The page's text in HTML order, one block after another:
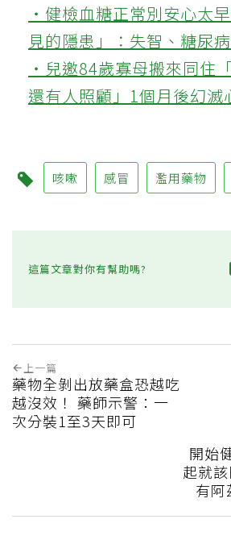
‧健檢血糖正常別安心太
見的隱患」：失智、糖尿
‧兒邀84歲寡母搬來同住
還有人照顧」1個月後幻滅
咳嗽 感冒 濫用藥物
這篇文章對你有幫助嗎?
上一篇
藥物全剝出放藥盒恐越吃
越沒效！ 藥師示警：一
次分裝1至3天即可
開始
起就
有阿